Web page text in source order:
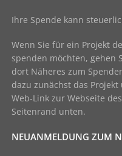
Ihre Spende kann
Wenn Sie für ein Projekt
spenden möchten, gehen
dort Näheres zum
dazu zunächst das
Web-Link zur Webseite
Seitenrand unten.
NEUANMELDUNG ZUM